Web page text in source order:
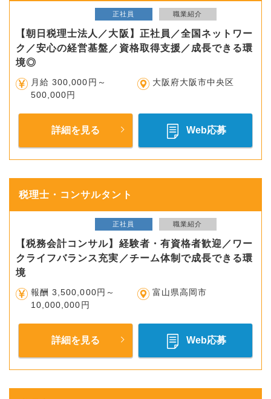
正社員 職業紹介
【朝日税理士法人／大阪】正社員／全国ネットワー
ク／安心の経営基盤／資格取得支援／成長できる環
境◎
月給 300,000円～
500,000円
大阪府大阪市中央区
詳細を見る Web応募
税理士・コンサルタント
正社員 職業紹介
【税務会計コンサル】経験者・有資格者歓迎／ワー
クライフバランス充実／チーム体制で成長できる環
境
報酬 3,500,000円～
10,000,000円
富山県高岡市
詳細を見る Web応募